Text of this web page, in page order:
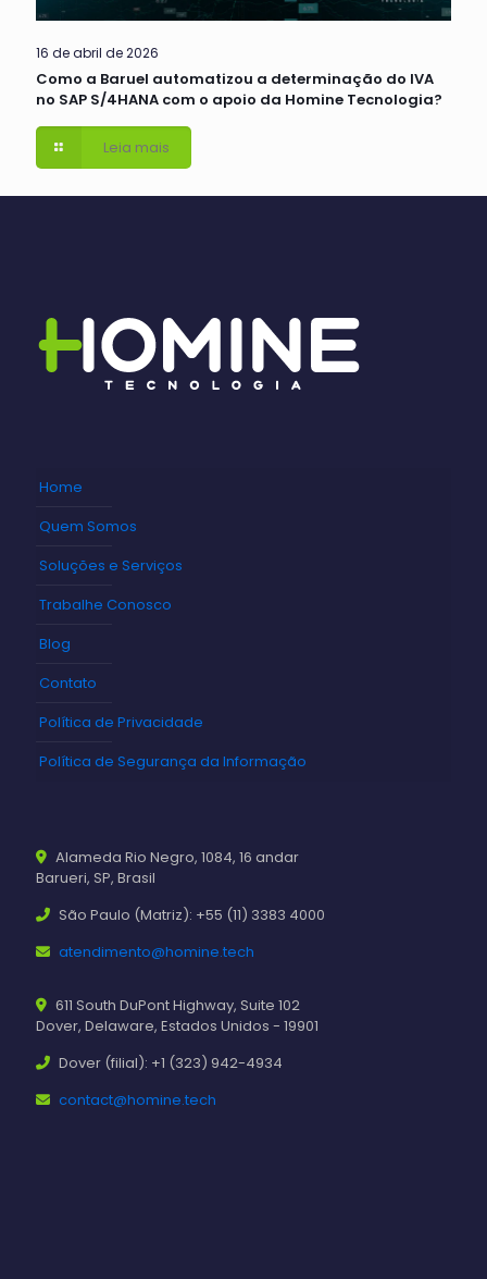
16 de abril de 2026
Como a Baruel automatizou a determinação do IVA
no SAP S/4HANA com o apoio da Homine Tecnologia?
Leia mais
Home
Quem Somos
Soluções e Serviços
Trabalhe Conosco
Blog
Contato
Política de Privacidade
Política de Segurança da Informação
Alameda Rio Negro, 1084, 16 andar
Barueri, SP, Brasil
São Paulo (Matriz): +55 (11) 3383 4000
atendimento@homine.tech
611 South DuPont Highway, Suite 102
Dover, Delaware, Estados Unidos - 19901
Dover (filial): +1 (323) 942-4934
contact@homine.tech